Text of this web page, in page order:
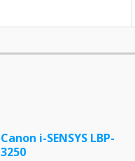
Canon i-SENSYS LBP-
3250